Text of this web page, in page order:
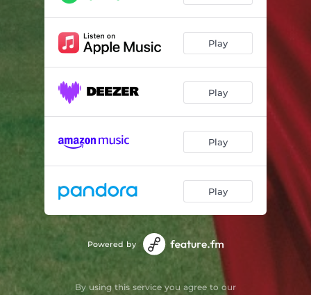
Estrada 04:23
Lugares Puros 02:19
Mergulhar 03:36
Demolição 04:59
06:49
Play
Play
Play
Play
Powered by
By using this service you agree to our